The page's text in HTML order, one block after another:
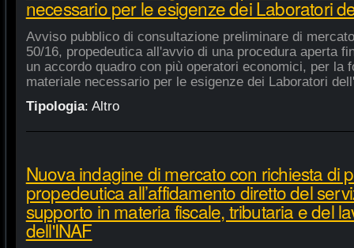
necessario per le esigenze dei Laboratori
Avviso pubblico di consultazione preliminare di
50/16, propedeutica all'avvio di una procedura aperta
un accordo quadro con più operatori economici, per la
materiale necessario per le esigenze dei Laboratori
Tipologia: Altro
Nuova indagine di mercato con richiesta di
propedeutica all’affidamento diretto del
supporto in materia fiscale, tributaria e del
dell'INAF